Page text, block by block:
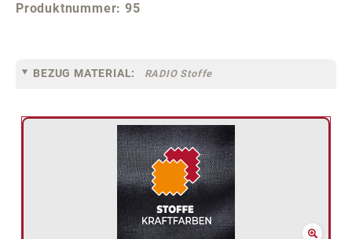
Produktnummer:95
BEZUG MATERIAL: RADIO Stoffe